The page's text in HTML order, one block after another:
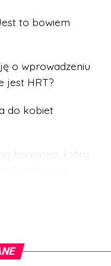
to bowiem
o wprowadzeniu
jest HRT?
do kobiet
hormonu, który
skutków